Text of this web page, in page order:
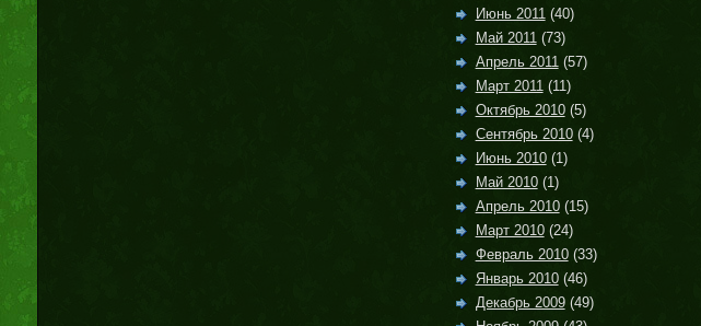
Июнь 2011(40)
Май 2011(73)
Апрель 2011(57)
Март 2011(11)
Октябрь 2010(5)
Сентябрь 2010(4)
Июнь 2010(1)
Май 2010(1)
Апрель 2010(15)
Март 2010(24)
Февраль 2010(33)
Январь 2010(46)
Декабрь 2009(49)